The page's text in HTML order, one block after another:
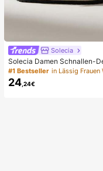
Solecia
Solecia Damen Schnallen-
Alltag Reise Lässig
#1 Bestseller
24 ,24€